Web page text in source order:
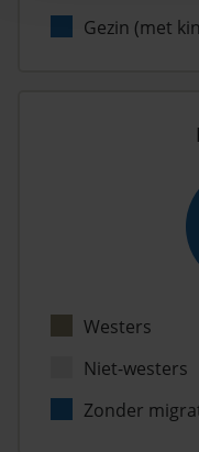
Gezin (met
Westers
Niet-westers
Zonder